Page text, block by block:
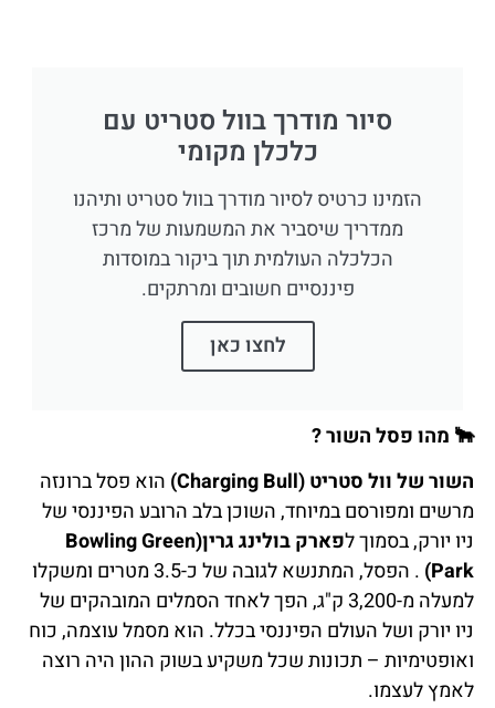
סיור מודרך בוול סטריט עם
כלכלן מקומי
הזמינו כרטיס לסיור מודרך בוול סטריט ותיהנו
ממדריך שיסביר את המשמעות של מרכז
הכלכלה העולמית תוך ביקור במוסדות
פיננסיים חשובים ומרתקים.
לחצו כאן
🐂 מהו פסל השור ?
השור של וול סטריט (Charging Bull)
הוא פסל ברונזה
מרשים ומפורסם במיוחד, השוכן בלב הרובע הפיננסי של
ניו יורק, בסמוך ל
פארק בולינג גרין(Bowling Green
Park)
. הפסל, המתנשא לגובה של כ-3.5 מטרים ומשקלו
למעלה מ-3,200 ק"ג, הפך לאחד הסמלים המובהקים של
ניו יורק ושל העולם הפיננסי בכלל. הוא מסמל עוצמה, כוח
ואופטימיות – תכונות שכל משקיע בשוק ההון היה רוצה
לאמץ לעצמו.